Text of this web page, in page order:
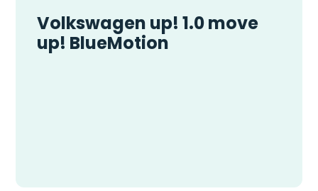
Volkswagen up! 1.0 move
up! BlueMotion